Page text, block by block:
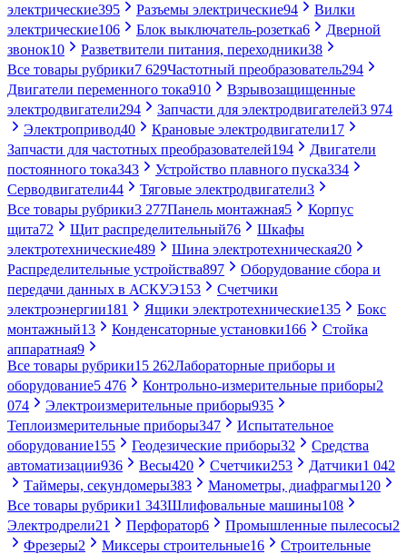
электрические395 Разъемы электрические94
Вилки
электрические106 Блок выключатель-розетка6
Дверной
звонок10 Разветвители питания, переходники38
Все товары рубрики7 629Частотный преобразователь294
Двигатели переменного тока910
Взрывозащищенные
электродвигатели294 Запчасти для электродвигателей3 974
Электропривод40 Крановые электродвигатели17
Запчасти для частотных преобразователей194
Двигатели
постоянного тока343 Устройство плавного пуска334
Серводвигатели44 Тяговые электродвигатели3
Все товары рубрики3 277Панель монтажная5
Корпус
щита72 Щит распределительный76
Шкафы
электротехнические489 Шина электротехническая20
Распределительные устройства897
Оборудование сбора и
передачи данных в АСКУЭ153
Счетчики
электроэнергии181 Ящики электротехнические135
Бокс
монтажный13 Конденсаторные установки166
Стойка
аппаратная9
Все товары рубрики15 262Лабораторные приборы и
оборудование5 476 Контрольно-измерительные приборы2
074
Электроизмерительные приборы935
Теплоизмерительные приборы347
Испытательное
оборудование155 Геодезические приборы32
Средства
автоматизации936 Весы420 Счетчики253 Датчики1 042
Таймеры, секундомеры383 Манометры, диафрагмы120
Все товары рубрики1 343Шлифовальные машины108
Электродрели21 Перфоратор6 Промышленные пылесосы2
Фрезеры2 Миксеры строительные16
Строительные